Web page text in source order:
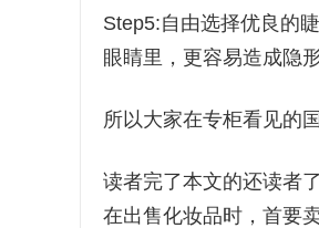
Step5:自由选择优良的
眼睛里，更容易造成隐
所以大家在专柜看见的
读者完了本文的还读者
在出售化妆品时，首要